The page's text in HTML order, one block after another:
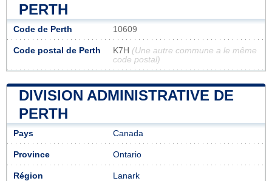
PERTH
Code de Perth 10609
Code postal de Perth K7H (Une autre commune a le même
code postal)
DIVISION ADMINISTRATIVE DE
PERTH
Pays Canada
Province Ontario
Région Lanark